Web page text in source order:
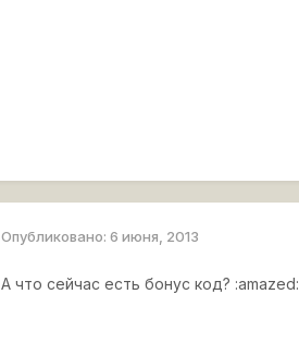
Опубликовано:6 июня, 2013
А что сейчас есть бонус код? :amazed: